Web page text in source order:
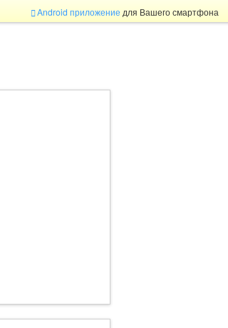
Android приложение для Вашего смартфона